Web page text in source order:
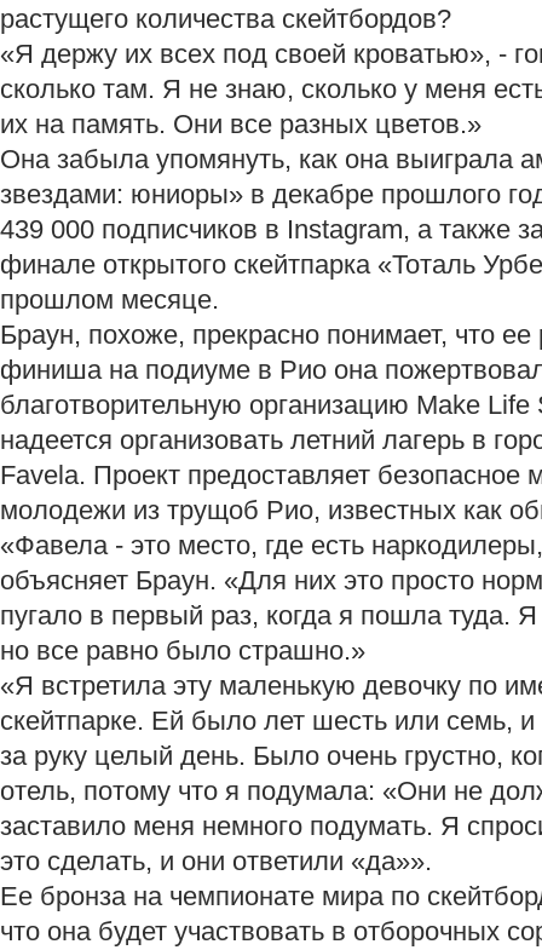
растущего количества скейтбордов?
«Я держу их всех под своей кроватью», -
сколько там. Я не знаю, сколько у меня
их на память. Они все разных цветов.»
Она забыла упомянуть, как она выиграла
звездами: юниоры» в декабре прошлого
439 000 подписчиков в Instagram, а также
финале открытого скейтпарка «Тоталь
прошлом месяце.
Браун, похоже, прекрасно понимает, что ее
финиша на подиуме в Рио она
благотворительную организацию Make Life
надеется организовать летний лагерь в
Favela. Проект предоставляет безопасное
молодежи из трущоб Рио, известных как
«Фавела - это место, где есть
объясняет Браун. «Для них это просто
пугало в первый раз, когда я пошла туда.
но все равно было страшно.»
«Я встретила эту маленькую девочку по
скейтпарке. Ей было лет шесть или семь,
за руку целый день. Было очень грустно,
отель, потому что я подумала: «Они не
заставило меня немного подумать. Я
это сделать, и они ответили «да»».
Ее бронза на чемпионате мира по
что она будет участвовать в отборочных